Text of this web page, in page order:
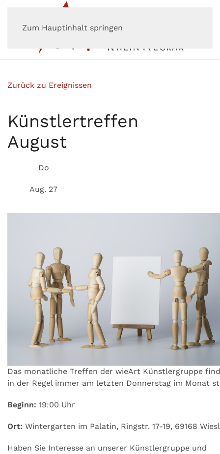
Zum Hauptinhalt springen
Zurück zu Ereignissen
Künstlertreffen
August
Do
Aug. 27
Das monatliche Treffen der wieArt Künstlergruppe
in der Regel immer am letzten Donnerstag im Monat
Beginn: 19:00 Uhr
Ort: Wintergarten im Palatin, Ringstr. 17-19, 69168
Haben Sie Interesse an unserer Künstlergruppe und